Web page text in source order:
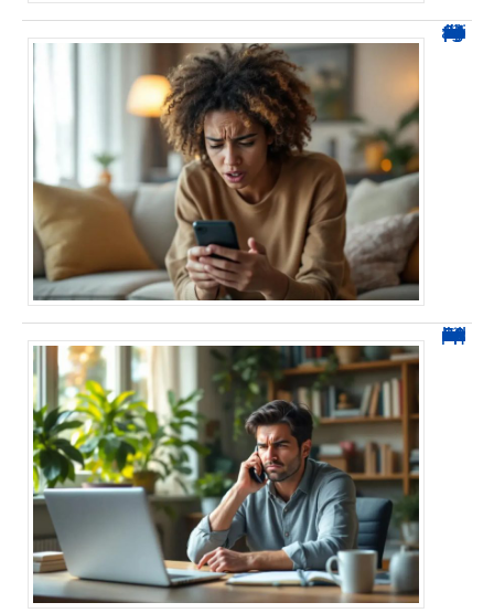
0424 démarchage : reconnaître l’appel et agir sans se tromper
0270 spam : reconnaître ces appels et les bloquer sans erreur